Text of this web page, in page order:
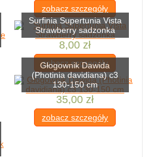
zobacz szczegóły
Surfinia Supertunia Vista
Strawberry sadzonka
8,00 zł
zobacz szczegóły
Głogownik Dawida
(Photinia davidiana) c3
130-150 cm
35,00 zł
zobacz szczegóły